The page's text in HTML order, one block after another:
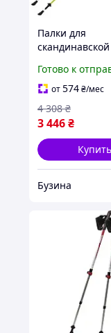
Палки для
Готово к
от574₴/мес
3 446₴
4 308 ₴
Купить
Бузина